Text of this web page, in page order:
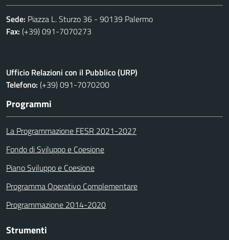
Sede: Piazza L. Sturzo 36 - 90139 Palermo
Fax: (+39) 091-7070273
Ufficio Relazioni con il Pubblico (URP)
Telefono: (+39) 091-7070200
Programmi
La Programmazione FESR 2021-2027
Fondo di Sviluppo e Coesione
Piano Sviluppo e Coesione
Programma Operativo Complementare
Programmazione 2014-2020
Strumenti